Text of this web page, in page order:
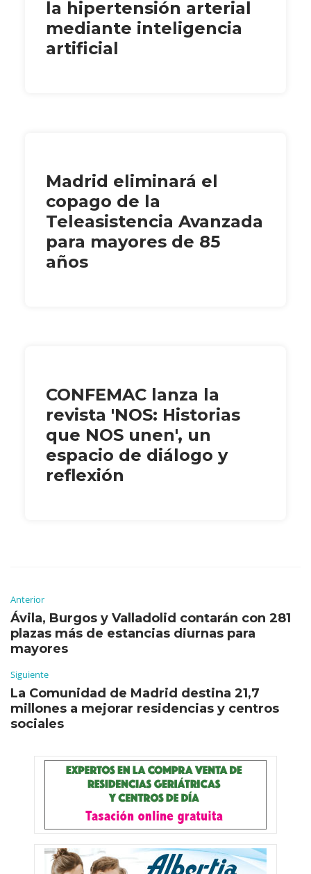
la hipertensión arterial
mediante inteligencia
artificial
Madrid eliminará el
copago de la
Teleasistencia Avanzada
para mayores de 85
años
CONFEMAC lanza la
revista 'NOS: Historias
que NOS unen', un
espacio de diálogo y
reflexión
Anterior
Ávila, Burgos y Valladolid contarán con 281
plazas más de estancias diurnas para
mayores
Siguiente
La Comunidad de Madrid destina 21,7
millones a mejorar residencias y centros
sociales